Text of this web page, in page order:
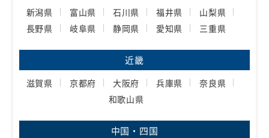
新潟県 富山県 石川県 福井県
山梨県
長野県
岐阜県 静岡県 愛知県 三重県
近畿
滋賀県 京都府 大阪府 兵庫県
奈良県
和歌山県
中国・四国